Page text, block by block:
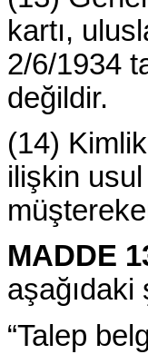
kartı,
2/6/1934
değildir.
(14)
ilişkin
MADDE
“Talep